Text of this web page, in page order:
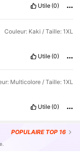
Utile (0)
Couleur: Kaki / Taille: 1XL
Utile (0)
Multicolore / Taille: 1XL
Utile (0)
POPULAIRE TOP 16